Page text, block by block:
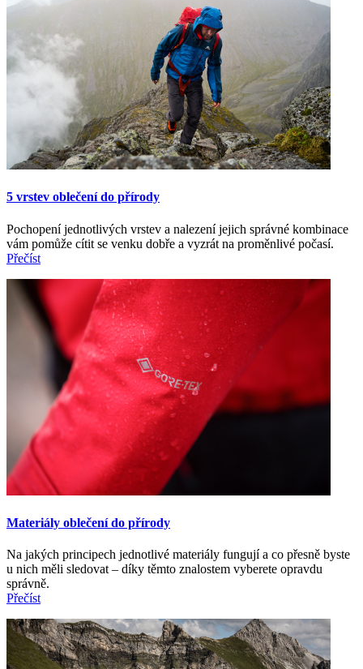
5 vrstev oblečení do přírody
Pochopení jednotlivých vrstev a nalezení jejich správné kombinace
vám pomůže cítit se venku dobře a vyzrát na proměnlivé počasí.
Přečíst
Materiály oblečení do přírody
Na jakých principech jednotlivé materiály fungují a co přesně byste
u nich měli sledovat – díky těmto znalostem vyberete opravdu
správně.
Přečíst